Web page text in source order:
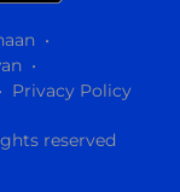
Privacy Policy
reserved